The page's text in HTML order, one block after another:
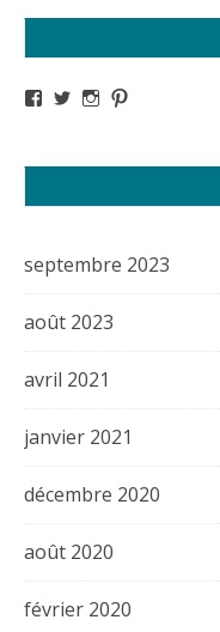
Voir le profil de
Voir le profil
Voir le
septembre 2023
août 2023
avril 2021
janvier 2021
décembre 2020
août 2020
février 2020